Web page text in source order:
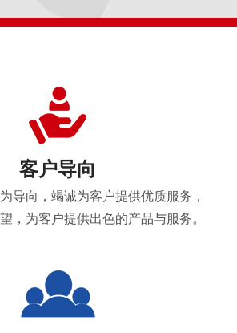
客户导向
导向，竭诚为客户提供优质服务，
，为客户提供出色的产品与服务。